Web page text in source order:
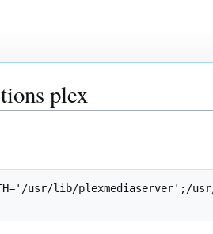
plex
usr/lib/